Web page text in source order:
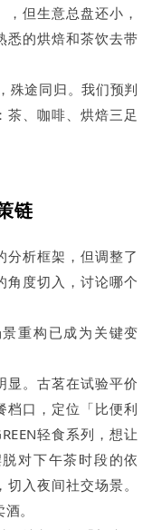
但生意总盘还小，
悉的烘焙和茶饮去带
殊途同归。我们预判
、咖啡、烘焙三足
链
析框架，但调整了
角度切入，讨论哪个
重构已成为关键变
显。古茗在试验平价
档口，定位「比便利
轻食系列，想让
对下午茶时段的依
入夜间社交场景。
。